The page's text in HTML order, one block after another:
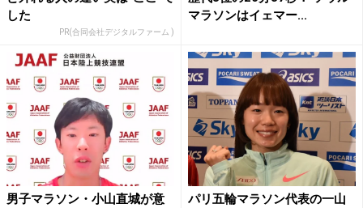
した
PR(合同会社デジタルファーム )
マラソンはイェマー...
男子マラソン・小山直城が意
パリ五輪マラソン代表の一山